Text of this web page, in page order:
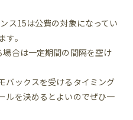
ス15は公費の対象になってい
。
合は一定期間の間隔を空け
バックスを受けるタイミング
ルを決めるとよいのでぜひ一